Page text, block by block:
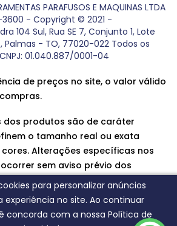
para personalizar anúncios
experiência no site. Ao continuar
concorda com a nossa Política de
PARAFUSOS E MAQUINAS LTDA
3600 - Copyright © 2021 -
104 Sul, Rua SE 7, Conjunto 1, Lote
Palmas - TO, 77020-022 Todos os
01.040.887/0001-04
de preços no site, o valor válido
dos produtos são de caráter
o tamanho real ou exata
Alterações específicas nos
sem aviso prévio dos
dúvida sobre nossos produtos